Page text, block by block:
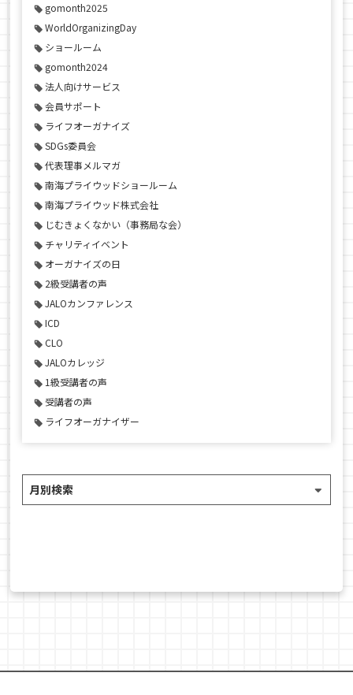
gomonth2025
WorldOrganizingDay
ショールーム
gomonth2024
法人向けサービス
会員サポート
ライフオーガナイズ
SDGs委員会
代表理事メルマガ
南海プライウッドショールーム
南海プライウッド株式会社
じむきょくなかい（事務局な会）
チャリティイベント
オーガナイズの日
2級受講者の声
JALOカンファレンス
ICD
CLO
JALOカレッジ
1級受講者の声
受講者の声
ライフオーガナイザー